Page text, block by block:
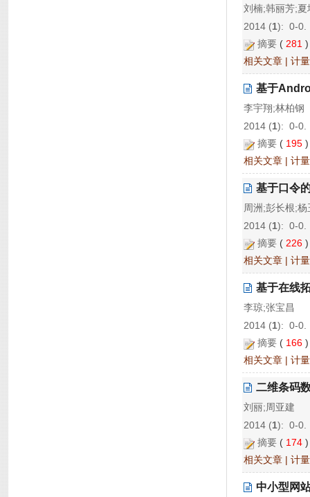
刘楠;韩丽芳;夏
2014 (1): 0-0.
摘要 ( 281
相关文章 | 计
基于
李宇翔;林柏钢
2014 (1): 0-0.
摘要 ( 195
相关文章 | 计
基于口令
周洲;彭长根;杨
2014 (1): 0-0.
摘要 ( 226
相关文章 | 计
基于在线
李琼;张宝昌
2014 (1): 0-0.
摘要 ( 166
相关文章 | 计
二维条码
刘丽;周亚建
2014 (1): 0-0.
摘要 ( 174
相关文章 | 计
中小型网